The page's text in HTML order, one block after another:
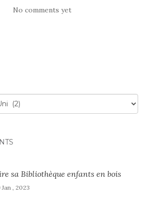
No comments yet
sa Bibliothèque enfants en bois
Jan , 2023